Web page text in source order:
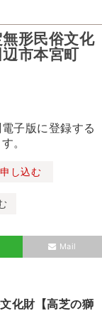
形民俗文化
市本宮町
子版に登録する
。
し込む
Mail
化財【高芝の獅